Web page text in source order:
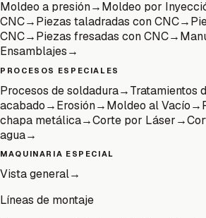
Moldeo a presión→Moldeo por
CNC→Piezas taladradas con CNC→
CNC→Piezas fresadas con CNC→
Ensamblajes→
PROCESOS ESPECIALES
Procesos de soldadura→Tratamientos
acabado→Erosión→Moldeo al Vacío→
chapa metálica→Corte por Láser→
agua→
MAQUINARIA ESPECIAL
Vista general→
Líneas de montaje